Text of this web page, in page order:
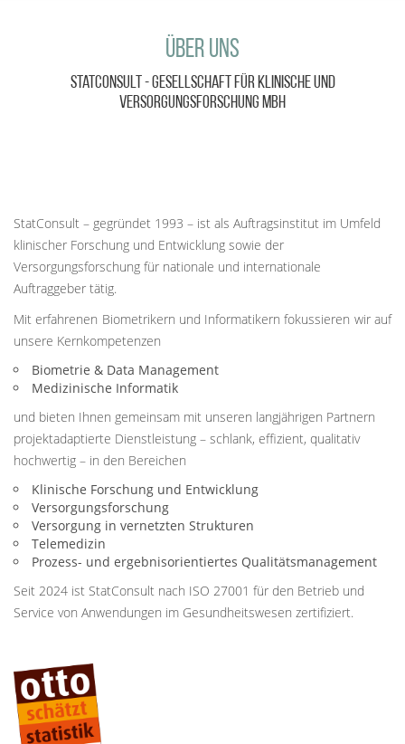
Über uns
StatConsult - Gesellschaft für klinische und
Versorgungsforschung mbH
StatConsult – gegründet 1993 – ist als Auftragsinstitut im Umfeld
klinischer Forschung und Entwicklung sowie der
Versorgungsforschung für nationale und internationale
Auftraggeber tätig.
Mit erfahrenen Biometrikern und Informatikern fokussieren wir auf
unsere Kernkompetenzen
Biometrie & Data Management
Medizinische Informatik
und bieten Ihnen gemeinsam mit unseren langjährigen Partnern
projektadaptierte Dienstleistung – schlank, effizient, qualitativ
hochwertig – in den Bereichen
Klinische Forschung und Entwicklung
Versorgungsforschung
Versorgung in vernetzten Strukturen
Telemedizin
Prozess- und ergebnisorientiertes Qualitätsmanagement
Seit 2024 ist StatConsult nach ISO 27001 für den Betrieb und
Service von Anwendungen im Gesundheitswesen zertifiziert.